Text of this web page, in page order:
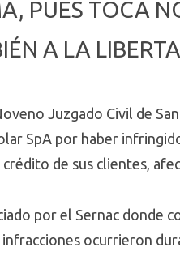
PUES TOCA
A LA
Juzgado Civil de
SpA por haber
de sus clientes,
por el Sernac donde
ocurrieron